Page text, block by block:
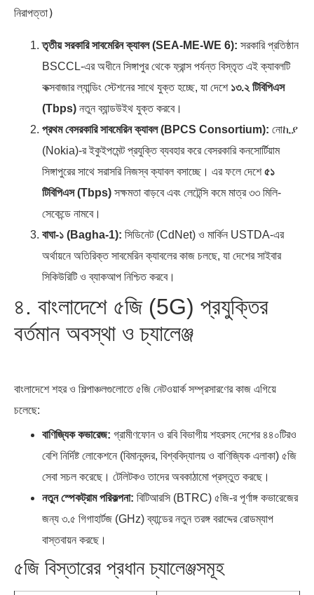
তৃতীয় সরকারি সাবমেরিন ক্যাবল (SEA-ME-WE 6): সরকারি প্রতিষ্ঠান
BSCCL-এর অধীনে সিঙ্গাপুর থেকে ফ্রান্স পর্যন্ত বিস্তৃত এই ক্যাবলটি
কক্সবাজার ল্যান্ডিং স্টেশনের সাথে যুক্ত হচ্ছে, যা দেশে ১৩.২ টিবিপিএস
(Tbps) নতুন ব্যান্ডউইথ যুক্ত করবে।
প্রথম বেসরকারি সাবমেরিন ক্যাবল (BPCS Consortium): নোኪያ
(Nokia)-র ইকুইপমেন্ট প্রযুক্তি ব্যবহার করে বেসরকারি কনসোর্টিয়াম
সিঙ্গাপুরের সাথে সরাসরি নিজস্ব ক্যাবল বসাচ্ছে। এর ফলে দেশে৫১
টিবিপিএস (Tbps) সক্ষমতা বাড়বে এবং লেটেন্সি কমে মাত্র ৩৩ মিলি-
সেকেন্ডে নামবে।
বাঘা-১ (Bagha-1): সিডিনেট (CdNet) ও মার্কিন USTDA-এর
অর্থায়নে অতিরিক্ত সাবমেরিন ক্যাবলের কাজ চলছে, যা দেশের সাইবার
সিকিউরিটি ও ব্যাকআপ নিশ্চিত করবে।
৪. বাংলাদেশে ৫জি (5G) প্রযুক্তির
বর্তমান অবস্থা ও চ্যালেঞ্জ
বাংলাদেশে শহর ও শিল্পাঞ্চলগুলোতে ৫জি নেটওয়ার্ক সম্প্রসারণের কাজ এগিয়ে
চলেছে:
বাণিজ্যিক কভারেজ: গ্রামীণফোন ও রবি বিভাগীয় শহরসহ দেশের ৪৪০টিরও
বেশি নির্দিষ্ট লোকেশনে (বিমানবন্দর, বিশ্ববিদ্যালয় ও বাণিজ্যিক এলাকা) ৫জি
সেবা সচল করেছে। টেলিটকও তাদের অবকাঠামো প্রস্তুত করছে।
নতুন স্পেকট্রাম পরিকল্পনা: বিটিআরসি (BTRC) ৫জি-র পূর্ণাঙ্গ কভারেজের
জন্য ৩.৫ গিগাহার্টজ (GHz) ব্যান্ডের নতুন তরঙ্গ বরাদ্দের রোডম্যাপ
বাস্তবায়ন করছে।
৫জি বিস্তারের প্রধান চ্যালেঞ্জসমূহ